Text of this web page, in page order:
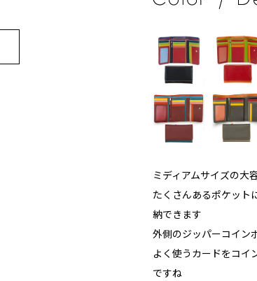
ミディアムサイズの大
たくさんあるポケット
納できます
外側のジッパーコイン
よく使うカードをコイ
ですね